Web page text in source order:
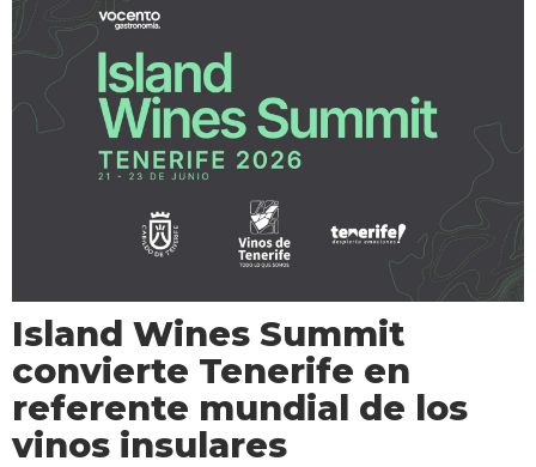
Island Wines Summit
convierte Tenerife en
referente mundial de los
vinos insulares